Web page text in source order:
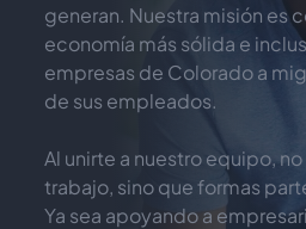
generan. Nuestra misión es
economía más sólida e
empresas de Colorado a
de sus empleados.
Al unirte a nuestro equipo,
trabajo, sino que formas
Ya sea apoyando a